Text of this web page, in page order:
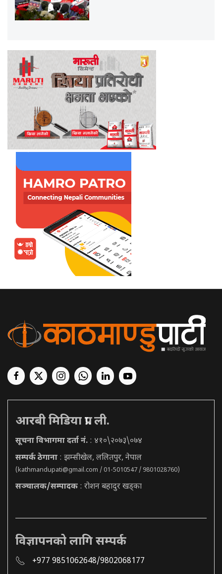
आरबी मिडिया प्रा. ली.
सूचना विभागमा दर्ता नं. : ४१०\२०७३\०७४
सम्पर्क ठेगाना : झम्सीखेल, ललितपुर, नेपाल
(kathmandupati@gmail.com / 01-5010547 / 9801028760)
सञ्चालक/सम्पादक : रोशन बहादुर खड्का
विज्ञापनको लागि सम्पर्क
+977 9851062648/9802068177